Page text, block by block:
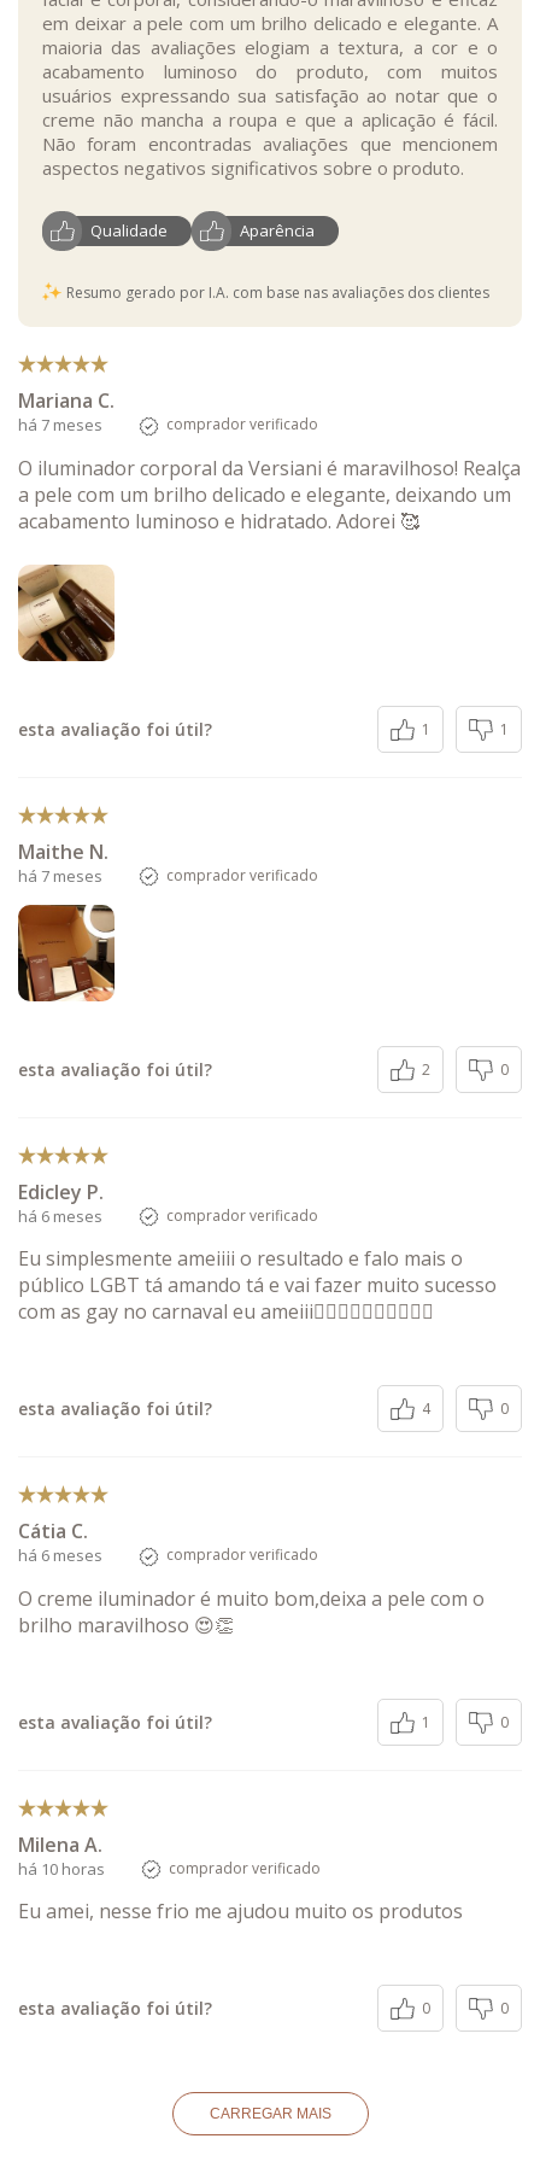
em deixar a pele com um brilho delicado e elegante. A
maioria das avaliações elogiam a textura, a cor e o
acabamento luminoso do produto, com muitos
usuários expressando sua satisfação ao notar que o
creme não mancha a roupa e que a aplicação é fácil.
Não foram encontradas avaliações que mencionem
aspectos negativos significativos sobre o produto.
Qualidade Aparência
Resumo gerado por I.A. com base nas avaliações dos clientes
Mariana C.
há 7 meses comprador verificado
O iluminador corporal da Versiani é maravilhoso! Realça
a pele com um brilho delicado e elegante, deixando um
acabamento luminoso e hidratado. Adorei 🥰
esta avaliação foi útil? 1 1
Maithe N.
há 7 meses comprador verificado
esta avaliação foi útil? 2 0
Edicley P.
há 6 meses comprador verificado
Eu simplesmente ameiiii o resultado e falo mais o
público LGBT tá amando tá e vai fazer muito sucesso
com as gay no carnaval eu ameiii🏳️‍🌈🏳️‍🌈🏳️‍🌈🏳️‍🌈🏳️‍🌈
esta avaliação foi útil? 4 0
Cátia C.
há 6 meses comprador verificado
O creme iluminador é muito bom,deixa a pele com o
brilho maravilhoso 😍👏
esta avaliação foi útil? 1 0
Milena A.
há 10 horas comprador verificado
Eu amei, nesse frio me ajudou muito os produtos
esta avaliação foi útil? 0 0
CARREGAR MAIS